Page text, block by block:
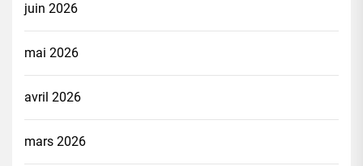
juin 2026
mai 2026
avril 2026
mars 2026